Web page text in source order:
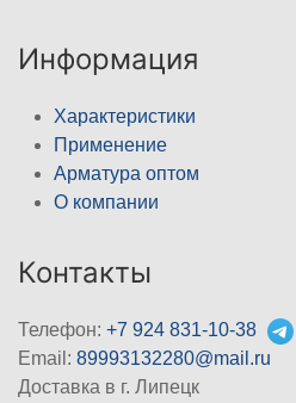
Информация
Характеристики
Применение
Арматура оптом
О компании
Контакты
Телефон: +7 924 831-10-38
Email: 89993132280@mail.ru
Доставка в г. Липецк